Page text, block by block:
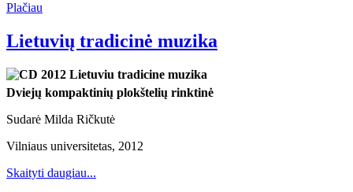
Plačiau
Lietuvių tradicinė muzika
Dviejų kompaktinių plokštelių rinktinė
Sudarė Milda Ričkutė
Vilniaus universitetas, 2012
Skaityti daugiau...